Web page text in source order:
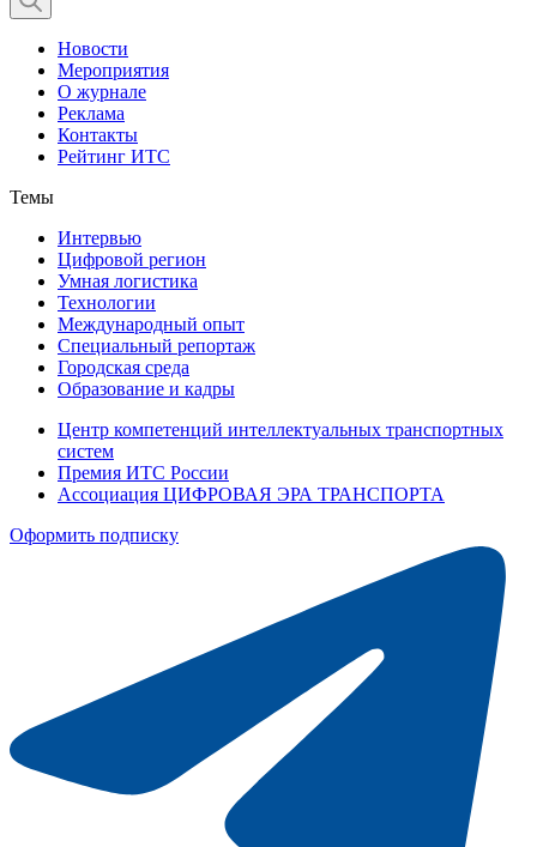
Новости
Мероприятия
О журнале
Реклама
Контакты
Рейтинг ИТС
Темы
Интервью
Цифровой регион
Умная логистика
Технологии
Международный опыт
Специальный репортаж
Городская среда
Образование и кадры
Центр компетенций интеллектуальных транспортных
систем
Премия ИТС России
Ассоциация ЦИФРОВАЯ ЭРА ТРАНСПОРТА
Оформить подписку